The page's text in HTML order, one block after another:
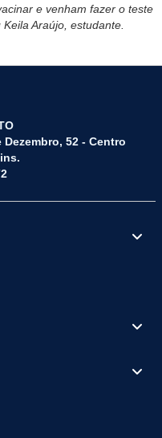
e venham fazer o teste
Araújo, estudante.
52 - Centro